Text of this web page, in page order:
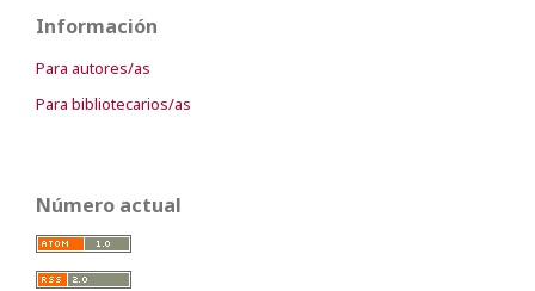
Información
Para autores/as
Para bibliotecarios/as
Número actual